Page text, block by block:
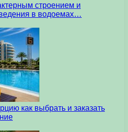
строением и
в водоемах…
как выбрать и заказать